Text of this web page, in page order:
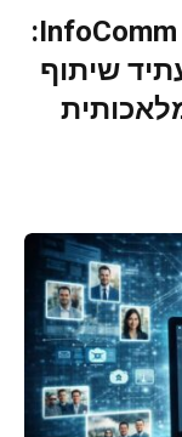
מיקרוסופט על במת InfoComm 2026:
שיתוף